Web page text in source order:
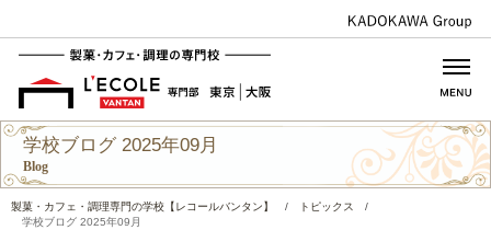
学校ブログ 2025年09月
Blog
製菓・カフェ・調理専門の学校【レコールバンタン】 / トピックス
/
学校ブログ 2025年09月